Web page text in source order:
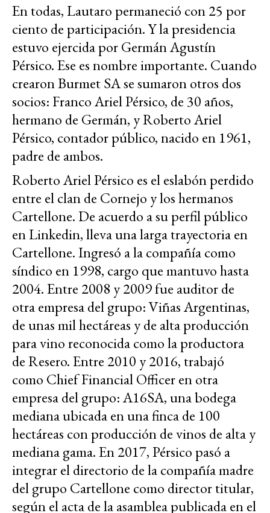
En todas, Lautaro permaneció con 25 por
ciento de participación. Y la presidencia
estuvo ejercida por Germán Agustín
Pérsico. Ese es nombre importante. Cuando
crearon Burmet SA se sumaron otros dos
socios: Franco Ariel Pérsico, de 30 años,
hermano de Germán, y Roberto Ariel
Pérsico, contador público, nacido en 1961,
padre de ambos.
Roberto Ariel Pérsico es el eslabón perdido
entre el clan de Cornejo y los hermanos
Cartellone. De acuerdo a su perfil público
en Linkedin, lleva una larga trayectoria en
Cartellone. Ingresó a la compañía como
síndico en 1998, cargo que mantuvo hasta
2004. Entre 2008 y 2009 fue auditor de
otra empresa del grupo: Viñas Argentinas,
de unas mil hectáreas y de alta producción
para vino reconocida como la productora
de Resero. Entre 2010 y 2016, trabajó
como Chief Financial Officer en otra
empresa del grupo: A16SA, una bodega
mediana ubicada en una finca de 100
hectáreas con producción de vinos de alta y
mediana gama. En 2017, Pérsico pasó a
integrar el directorio de la compañía madre
del grupo Cartellone como director titular,
según el acta de la asamblea publicada en el